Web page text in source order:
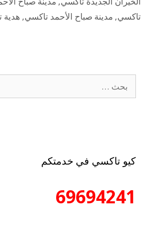
تاكسي, مدينة صباح الأحمد تاكسي, هدية
كيو تاكسي في خدمتكم
69694241